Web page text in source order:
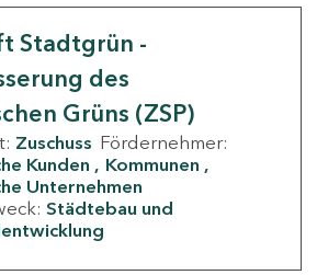
Stadtgrün -
des
Grüns (ZSP)
Zuschuss Fördernehmer:
Kunden
Kommunen
Unternehmen
Städtebau und